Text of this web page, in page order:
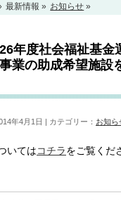
最新情報 » お知らせ »
を募集します。
年度社会福祉基金
業の助成希望施設
年4月1日 | カテゴリー： お知ら
いてはコチラをご覧くだ